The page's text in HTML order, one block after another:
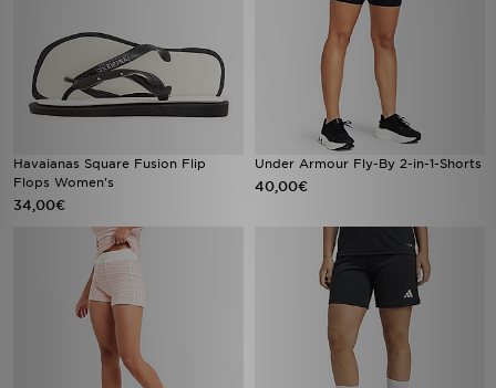
Havaianas Square Fusion Flip
Flops Women's
34,00€
Under Armour Fly-By 2-in-1-Shorts
40,00€